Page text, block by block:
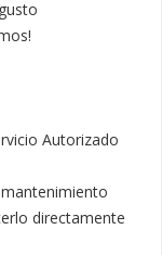
Autorizado
directamente